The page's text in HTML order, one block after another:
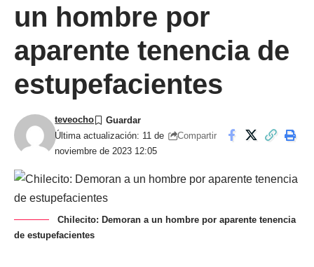
un hombre por
aparente tenencia de
estupefacientes
Última actualización: 11 de
noviembre de 2023 12:05
teveocho
Compartir
Chilecito: Demoran a un hombre por aparente tenencia
de estupefacientes